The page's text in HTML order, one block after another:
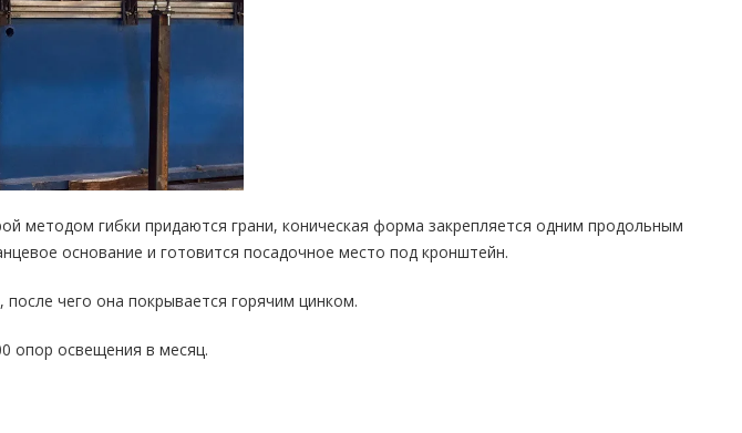
методом гибки придаются грани, коническая форма закрепляется одним продольным
основание и готовится посадочное место под кронштейн.
чего она покрывается горячим цинком.
опор освещения в месяц.